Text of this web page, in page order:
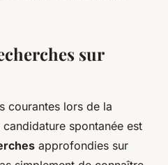
sur
courantes lors de la
spontanée est
approfondies sur